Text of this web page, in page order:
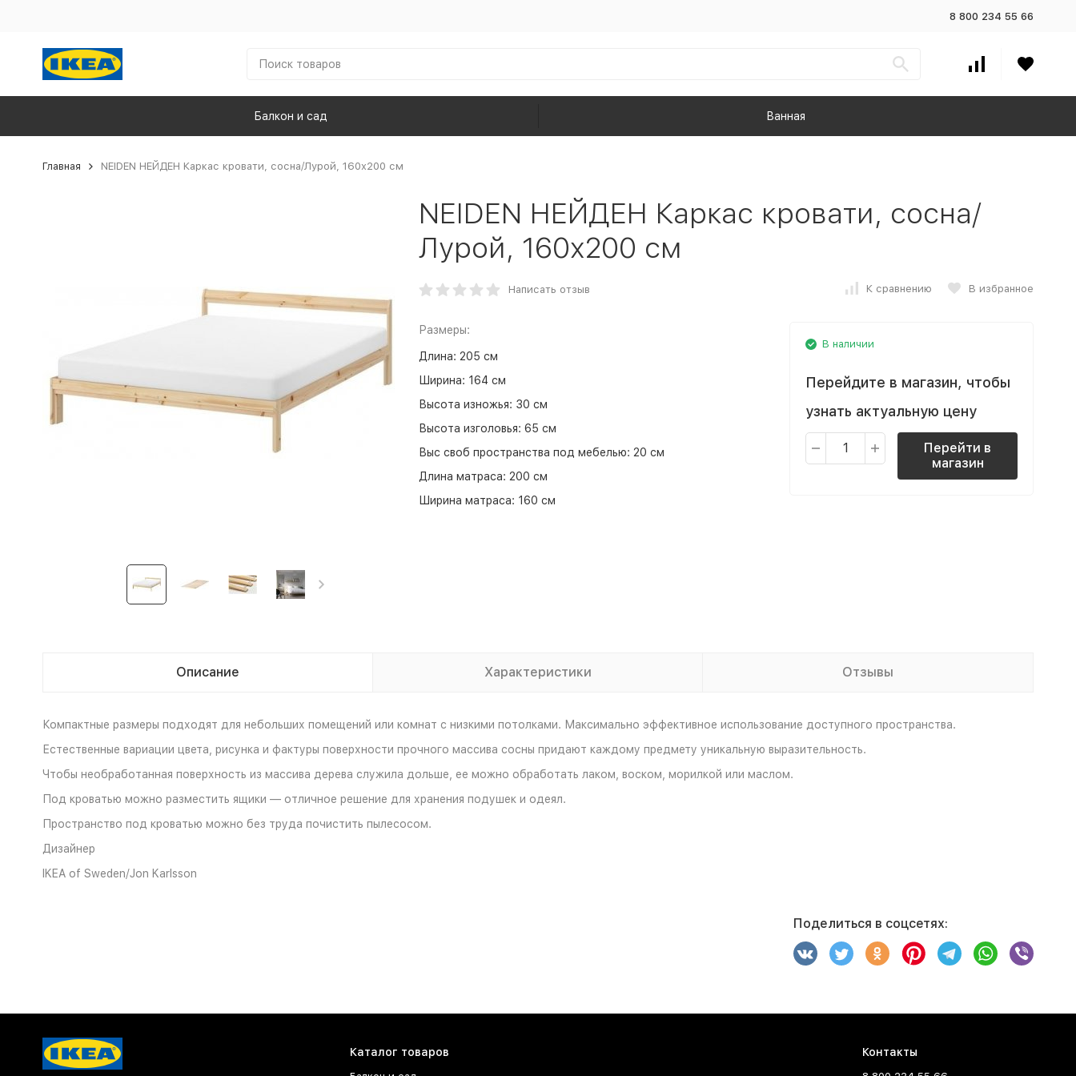
8 800 234 55 66
Балкон и сад Ванная
Главная NEIDEN НЕЙДЕН Каркас кровати, сосна/Лурой, 160x200 см
NEIDEN НЕЙДЕН Каркас кровати, сосна/
Лурой, 160x200 см
Написать отзыв К сравнению В избранное
Размеры:
Длина: 205 см
Ширина: 164 см
Высота изножья: 30 см
Высота изголовья: 65 см
Выс своб пространства под мебелью: 20 см
Длина матраса: 200 см
Ширина матраса: 160 см
В наличии
Перейдите в магазин, чтобы
узнать актуальную цену
Перейти в
магазин
Описание Характеристики Отзывы
Компактные размеры подходят для небольших помещений или комнат с низкими потолками. Максимально эффективное использование доступного пространства.
Естественные вариации цвета, рисунка и фактуры поверхности прочного массива сосны придают каждому предмету уникальную выразительность.
Чтобы необработанная поверхность из массива дерева служила дольше, ее можно обработать лаком, воском, морилкой или маслом.
Под кроватью можно разместить ящики — отличное решение для хранения подушек и одеял.
Пространство под кроватью можно без труда почистить пылесосом.
Дизайнер
IKEA of Sweden/Jon Karlsson
Поделиться в соцсетях:
Каталог товаров Контакты